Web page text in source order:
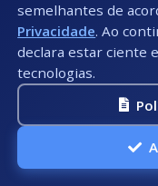
Descrição:
Descrição:
Descrição:
semelhantes de
Privacidade. Ao
declara estar ciente
tecnologias.